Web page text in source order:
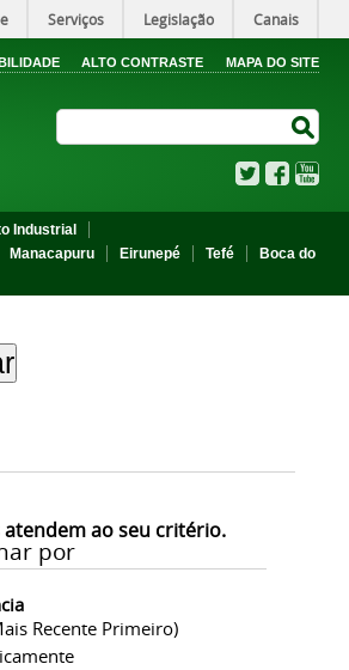
Serviços Legislação Canais
ALTO CONTRASTE MAPA DO SITE
TwitterFacebook
Industrial
Manacapuru Eirunepé Tefé
Boca do
ao seu critério.
por
Recente Primeiro)